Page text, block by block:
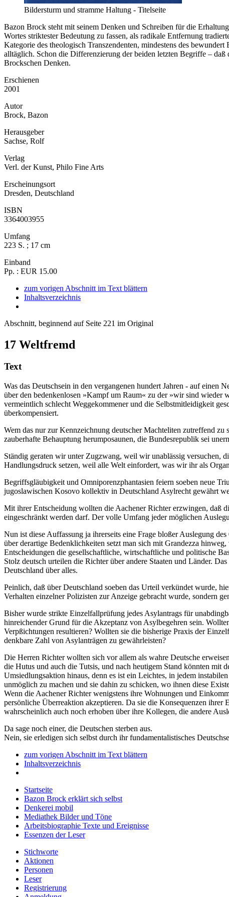
Bildersturm und stramme Haltung - Titelseite
Bazon Brock steht mit seinem Denken und Schreiben für die
Wortes striktester Bedeutung zu fassen, als radikale Entfernung
Kategorie des theologisch Transzendenten, mindestens des
alltäglich. Schon die Differenzierung der beiden letzten Begriffe –
Brockschen Denken.
Erschienen
2001
Autor
Brock, Bazon
Herausgeber
Sachse, Rolf
Verlag
Verl. der Kunst, Philo Fine Arts
Erscheinungsort
Dresden, Deutschland
ISBN
3364003955
Umfang
223 S. ; 17 cm
Einband
Pp. : EUR 15.00
zum vorigen Abschnitt im Text blättern
Inhaltsverzeichnis
Abschnitt, beginnend auf Seite 221 im Original
17 Weltfremd
Text
Was das Deutschsein in den vergangenen hundert Jahren - auf einen
über den bedenkenlosen »Kampf um Raum« zu der »wir sind wieder
vermeintlich schlecht Weggekommener und die Selbstmitleidigkeit
überkompensiert.
Wem das nur zur Kennzeichnung deutscher Machteliten zutreffend
zauberhafte Behauptung herumposaunen, die Bundesrepublik sei
Ständig geraten wir unter Zugzwang, weil wir unablässig versuchen,
Handlungsdruck setzen, weil alle Welt einfordert, was wir ihr als
Begriffsgläubigkeit und Omniporenzphantasien feiern soeben neue
jugoslawischen Kosovo kollektiv in Deutschland Asylrecht gewährt
Mit ihrer Entscheidung wollten die Aachener Richter erzwingen, daß
eingeschränkt werden darf. Der volle Umfang jeder möglichen
Nun ist diese Auffassung ja ihrerseits eine Frage bloßer Auslegung
über derartige Bedenklichkeiten setzt man sich mit Grandezza
Entscheidungen die gesellschaftliche, wirtschaftliche und politische
Stolz deutsch urteilen die Richter über andere Staaten und Länder.
Deutschland über alles.
Peinlich, daß über Deutschland soeben das Urteil verkündet wurde,
Verhalten einzelner Polizisten zur Anzeige gebracht wurde, sondern
Bisher wurde strikte Einzelfallprüfung jedes Asylantrags für
hinreichender Grund für die Akzeptanz von Asylbegehren sein.
Verpßichtungen resultieren? Wollten sie die bisherige Praxis der
denkbare Zahl von Asylanträgen zu gewährleisten?
Die Herren Richter wollten sich vor allem als wahre Deutsche
die Hutus und auch die Tutsis, und nach heutigem Stand könnten
Umsiedlungsaktion hinaus, denn es ist ein Leichtes, in jedem
unmöglich zu machen und sie dahin zu schicken, wo ihnen diese
Wenn die Aachener Richter wenigstens ihre Wohnungen und
persönliche Überreaktion akzeptieren. Da sie die Konsequenzen ihrer
wahrscheinlich auch noch erhoben über ihre Kollegen, die andere
Da sage noch einer, die Deutschen sterben aus.
Nein, sie erledigen sich selbst durch ihr fundamentalistisches
zum vorigen Abschnitt im Text blättern
Inhaltsverzeichnis
Startseite
Bazon Brock erklärt sich selbst
Denkerei mobil
Mediathek Bilder und Töne
Arbeitsbiographie Texte und Ereignisse
Essenzen der Leser
Stichworte
Aktionen
Personen
Leser
Registrierung